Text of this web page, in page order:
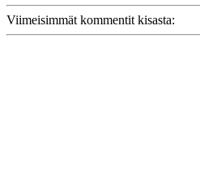
Viimeisimmät kommentit kisasta: